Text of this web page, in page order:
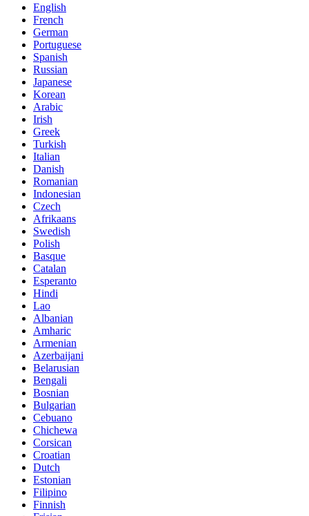
English
French
German
Portuguese
Spanish
Russian
Japanese
Korean
Arabic
Irish
Greek
Turkish
Italian
Danish
Romanian
Indonesian
Czech
Afrikaans
Swedish
Polish
Basque
Catalan
Esperanto
Hindi
Lao
Albanian
Amharic
Armenian
Azerbaijani
Belarusian
Bengali
Bosnian
Bulgarian
Cebuano
Chichewa
Corsican
Croatian
Dutch
Estonian
Filipino
Finnish